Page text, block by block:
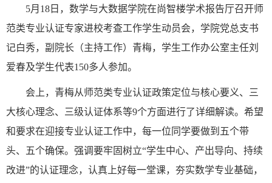
5月18日，数学与大数据学院在尚智楼学术报告厅召开师
范类专业认证专家进校考查工作学生动员会，学院党总支书
记白秀，副院长（主持工作）青梅，学生工作办公室主任刘
爱春及学生代表150多人参加。
会上，青梅从师范类专业认证政策定位与核心要义、三
大核心理念、三级认证体系等9个方面进行了详细解读。希望
和要求在迎接专业认证工作中，每一位同学要做到五个带
头、五个确保。强调要牢固树立“学生中心、产出导向、持续
改进”的认证理念，认真上好每一堂课，夯实数学专业基础，